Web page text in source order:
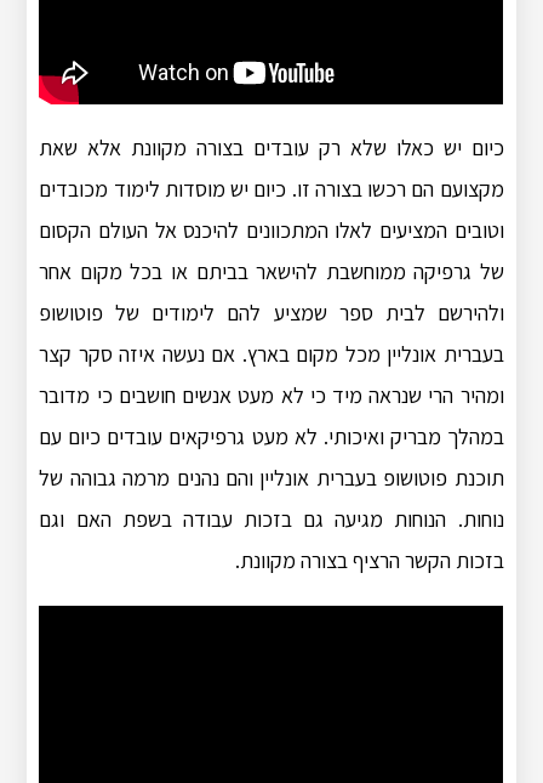
כיום יש כאלו שלא רק עובדים בצורה מקוונת אלא שאת
מקצועם הם רכשו בצורה זו. כיום יש מוסדות לימוד מכובדים
וטובים המציעים לאלו המתכוונים להיכנס אל העולם הקסום
של גרפיקה ממוחשבת להישאר בביתם או בכל מקום אחר
ולהירשם לבית ספר שמציע להם לימודים של פוטושופ
בעברית אונליין מכל מקום בארץ. אם נעשה איזה סקר קצר
ומהיר הרי שנראה מיד כי לא מעט אנשים חושבים כי מדובר
במהלך מבריק ואיכותי. לא מעט גרפיקאים עובדים כיום עם
תוכנת פוטושופ בעברית אונליין והם נהנים מרמה גבוהה של
נוחות. הנוחות מגיעה גם בזכות עבודה בשפת האם וגם
בזכות הקשר הרציף בצורה מקוונת.